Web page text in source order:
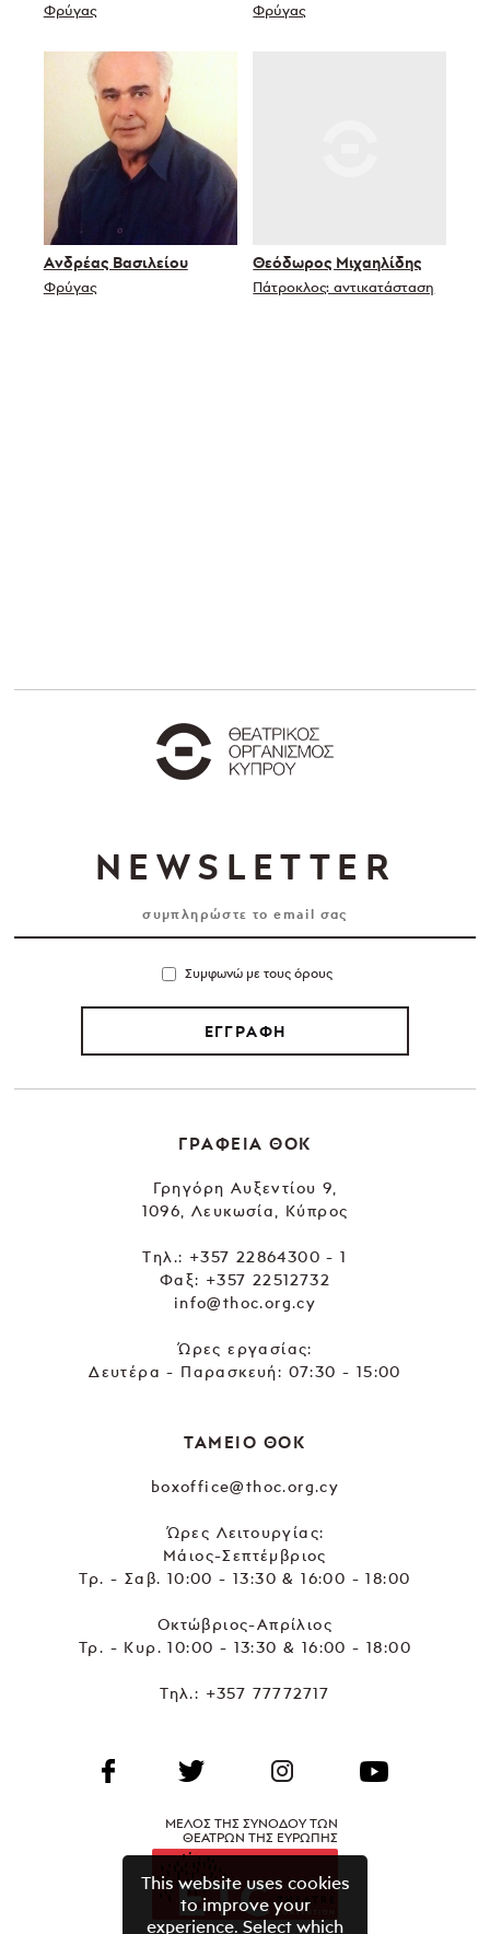
Φρύγας Φρύγας
Ανδρέας Βασιλείου
Φρύγας
Θεόδωρος Μιχαηλίδης
Πάτροκλος: αντικατάσταση
NEWSLETTER
Συμφωνώ με τους όρους
ΕΓΓΡΑΦΗ
ΓΡΑΦΕΙΑ ΘΟΚ
Γρηγόρη Αυξεντίου 9,
1096, Λευκωσία, Κύπρος
Tηλ.: +357 22864300 - 1
Φαξ: +357 22512732
info@thoc.org.cy
Ώρες εργασίας:
Δευτέρα - Παρασκευή: 07:30 - 15:00
ΤΑΜΕΙΟ ΘΟΚ
boxoffice@thoc.org.cy
Ώρες Λειτουργίας:
Μάιος-Σεπτέμβριος
Τρ. - Σαβ. 10:00 - 13:30 & 16:00 - 18:00
Οκτώβριος-Απρίλιος
Τρ. - Κυρ. 10:00 - 13:30 & 16:00 - 18:00
Τηλ.: +357 77772717
ΜΕΛΟΣ ΤΗΣ ΣΥΝΟΔΟΥ ΤΩΝ
ΘΕΑΤΡΩΝ ΤΗΣ ΕΥΡΩΠΗΣ
This website uses cookies
to improve your
experience. Select which